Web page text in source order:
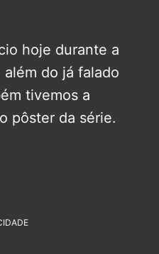
hoje durante a
do já falado
tivemos a
pôster da série.